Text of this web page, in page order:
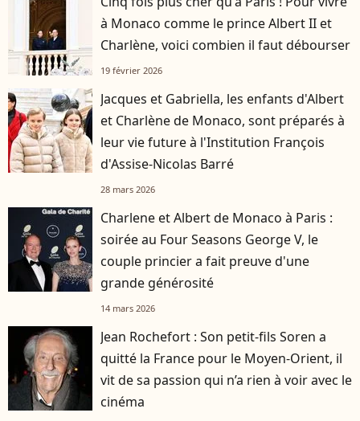
à Monaco comme le prince Albert II et
Charlène, voici combien il faut débourser
19 février 2026
Jacques et Gabriella, les enfants d'Albert
et Charlène de Monaco, sont préparés à
leur vie future à l'Institution François
d'Assise-Nicolas Barré
28 mars 2026
Charlene et Albert de Monaco à Paris :
soirée au Four Seasons George V, le
couple princier a fait preuve d'une
grande générosité
14 mars 2026
Jean Rochefort : Son petit-fils Soren a
quitté la France pour le Moyen-Orient, il
vit de sa passion qui n’a rien à voir avec le
cinéma